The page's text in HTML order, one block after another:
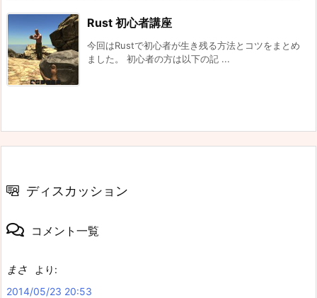
Rust 初心者講座
今回はRustで初心者が生き残る方法とコツをまとめ
ました。 初心者の方は以下の記 ...
ディスカッション
コメント一覧
まさ
より:
2014/05/23 20:53